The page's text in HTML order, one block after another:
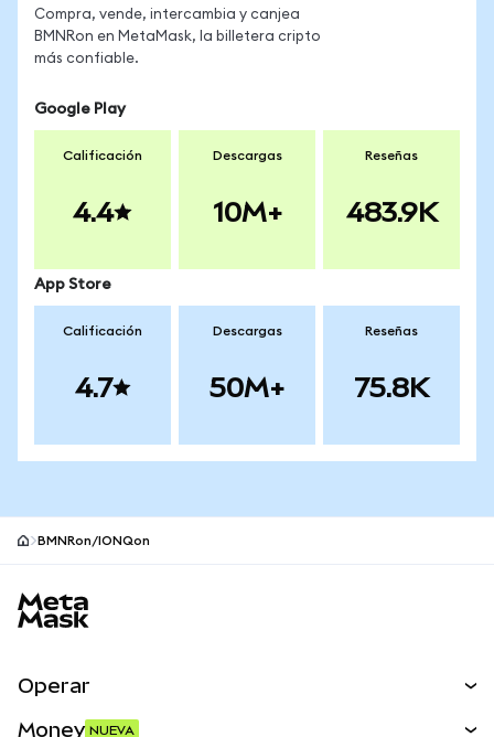
Compra, vende, intercambia y canjea
BMNRon en MetaMask, la billetera cripto
más confiable.
Google Play
Calificación
4.4
Descargas
10M+
Reseñas
483.9K
App Store
Calificación
4.7
Descargas
50M+
Reseñas
75.8K
BMNRon/IONQon
Operar
Money NUEVA